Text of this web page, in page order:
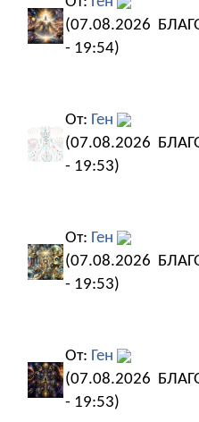
(07.08.2026
- 19:54)
От: Ген
(07.08.2026
- 19:53)
От: Ген
(07.08.2026
- 19:53)
От: Ген
(07.08.2026
- 19:53)